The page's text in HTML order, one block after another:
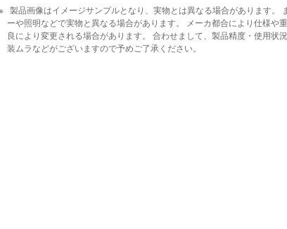
製品画像はイメージサンプルとなり、実物とは異なる場合があります。
ーや照明などで実物と異なる場合があります。 メーカ都合により仕様や
良により変更される場合があります。 合わせまして、製品精度・使用状
装ムラなどがございますので予めご了承ください。